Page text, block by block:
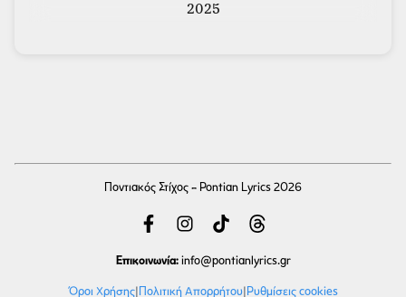
2025
Ποντιακός Στίχος - Pontian Lyrics 2026
Επικοινωνία: info@pontianlyrics.gr
Όροι Χρήσης| Πολιτική Απορρήτου| Ρυθμίσεις cookies